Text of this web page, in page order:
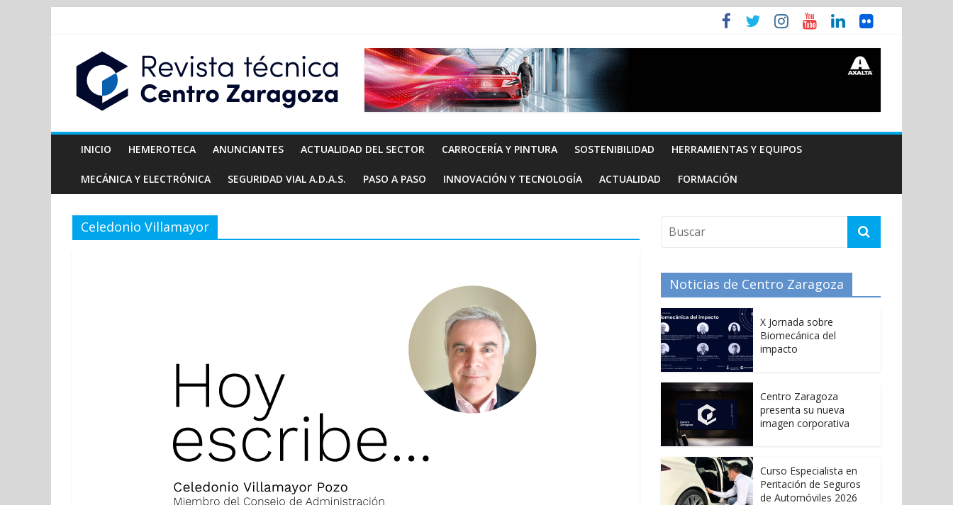
INICIO HEMEROTECA ANUNCIANTES ACTUALIDAD DEL SECTOR CARROCERÍA Y PINTURA SOSTENIBILIDAD HERRAMIENTAS Y EQUIPOS
MECÁNICA Y ELECTRÓNICA SEGURIDAD VIAL A.D.A.S. PASO A PASO INNOVACIÓN Y TECNOLOGÍA ACTUALIDAD FORMACIÓN
Celedonio Villamayor
Noticias de Centro Zaragoza
X Jornada sobre
Biomecánica del
impacto
Centro Zaragoza
presenta su nueva
imagen corporativa
Curso Especialista en
Peritación de Seguros
de Automóviles 2026